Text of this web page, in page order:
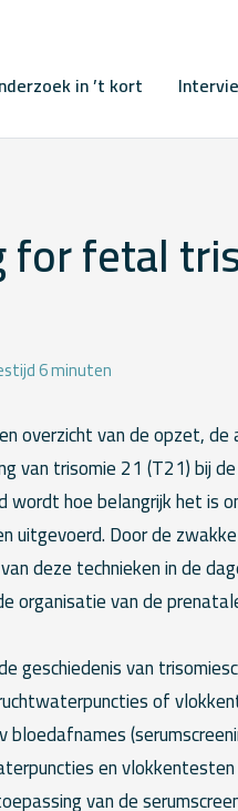
in ’t kort
for fetal
6 minuten
overzicht van de opzet,
van trisomie 21 (T21) bij
wordt hoe belangrijk het is
Door de
deze technieken in de
organisatie van de
geschiedenis van
of
bloedafnames
en
van de